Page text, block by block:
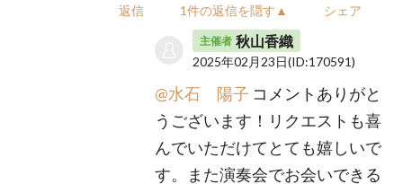
返信 1件の返信を隠す▲ シェア
主催者 秋山香織
2025年02月23日(ID:170591)
@水石 陽子 コメントありがと
うございます！リクエストも喜
んでいただけてとても嬉しいで
す。また演奏会でお会いできる